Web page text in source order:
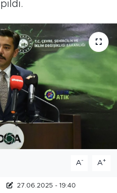
A- A+
27.06.2025 - 19:40